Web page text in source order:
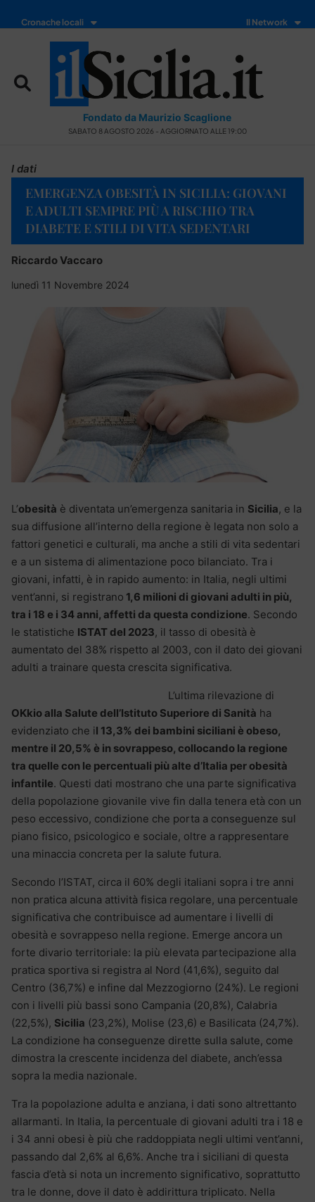
Cronache locali Il Network
Fondato da Maurizio Scaglione
SABATO 8 AGOSTO 2026 - AGGIORNATO ALLE 19:00
I dati
EMERGENZA OBESITÀ IN SICILIA: GIOVANI
E ADULTI SEMPRE PIÙ A RISCHIO TRA
DIABETE E STILI DI VITA SEDENTARI
Riccardo Vaccaro
lunedì 11 Novembre 2024
L’obesità è diventata un’emergenza sanitaria in Sicilia, e la
sua diffusione all’interno della regione è legata non solo a
fattori genetici e culturali, ma anche a stili di vita sedentari
e a un sistema di alimentazione poco bilanciato. Tra i
giovani, infatti, è in rapido aumento: in Italia, negli ultimi
vent’anni, si registrano 1,6 milioni di giovani adulti in più,
tra i 18 e i 34 anni, affetti da questa condizione. Secondo
le statistiche ISTAT del 2023, il tasso di obesità è
aumentato del 38% rispetto al 2003, con il dato dei giovani
adulti a trainare questa crescita significativa.
L’ultima rilevazione di
OKkio alla Salute dell’Istituto Superiore di Sanità ha
evidenziato che il 13,3% dei bambini siciliani è obeso,
mentre il 20,5% è in sovrappeso, collocando la regione
tra quelle con le percentuali più alte d’Italia per obesità
infantile. Questi dati mostrano che una parte significativa
della popolazione giovanile vive fin dalla tenera età con un
peso eccessivo, condizione che porta a conseguenze sul
piano fisico, psicologico e sociale, oltre a rappresentare
una minaccia concreta per la salute futura.
Secondo l’ISTAT, circa il 60% degli italiani sopra i tre anni
non pratica alcuna attività fisica regolare, una percentuale
significativa che contribuisce ad aumentare i livelli di
obesità e sovrappeso nella regione. Emerge ancora un
forte divario territoriale: la più elevata partecipazione alla
pratica sportiva si registra al Nord (41,6%), seguito dal
Centro (36,7%) e infine dal Mezzogiorno (24%). Le regioni
con i livelli più bassi sono Campania (20,8%), Calabria
(22,5%), Sicilia (23,2%), Molise (23,6) e Basilicata (24,7%).
La condizione ha conseguenze dirette sulla salute, come
dimostra la crescente incidenza del diabete, anch’essa
sopra la media nazionale.
Tra la popolazione adulta e anziana, i dati sono altrettanto
allarmanti. In Italia, la percentuale di giovani adulti tra i 18 e
i 34 anni obesi è più che raddoppiata negli ultimi vent’anni,
passando dal 2,6% al 6,6%. Anche tra i siciliani di questa
fascia d’età si nota un incremento significativo, soprattutto
tra le donne, dove il dato è addirittura triplicato. Nella